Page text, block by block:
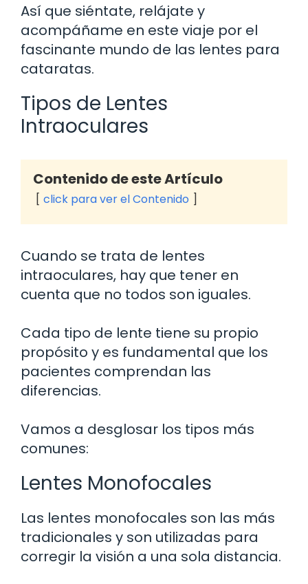
Así que siéntate, relájate y
acompáñame en este viaje por el
fascinante mundo de las lentes para
cataratas.
Tipos de Lentes
Intraoculares
Contenido de este Artículo
click para ver el Contenido
Cuando se trata de lentes
intraoculares, hay que tener en
cuenta que no todos son iguales.
Cada tipo de lente tiene su propio
propósito y es fundamental que los
pacientes comprendan las
diferencias.
Vamos a desglosar los tipos más
comunes:
Lentes Monofocales
Las lentes monofocales son las más
tradicionales y son utilizadas para
corregir la visión a una sola distancia.